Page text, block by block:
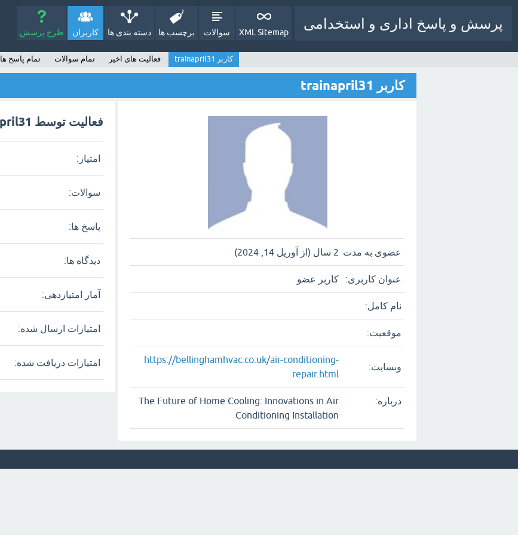
پرسش و پاسخ اداری و استخدامی
XML Sitemap سوالات برچسب ها دسته بندی ها کاربران طرح پرسش
کاربر trainapril31 فعالیت های اخیر تمام سوالات تمام پاسخ ها
کاربر trainapril31
عضوی به مدت 2 سال (از آوریل 14, 2024)
عنوان کاربری: کاربر عضو
نام کامل:
موقعیت:
وبسایت:
https://bellinghamhvac.co.uk/air-conditioning-
repair.html
درباره:
The Future of Home Cooling: Innovations in Air
Conditioning Installation
فعالیت توسط trainapril31
امتیاز:
سوالات:
پاسخ ها:
دیدگاه ها:
آمار امتیازدهی:
امتیازات ارسال شده:
امتیازات دریافت شده: